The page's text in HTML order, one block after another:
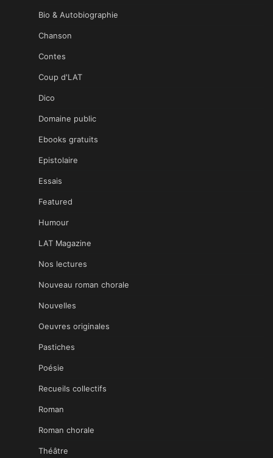
Bio & Autobiographie
Chanson
Contes
Coup d'LAT
Dico
Domaine public
Ebooks gratuits
Epistolaire
Essais
Featured
Humour
LAT Magazine
Nos lectures
Nouveau roman chorale
Nouvelles
Oeuvres originales
Pastiches
Poésie
Recueils collectifs
Roman
Roman chorale
Théâtre